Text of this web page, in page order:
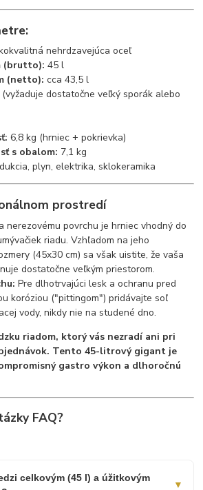
nehrdzavejúca oceľ
(brutto): 45 l
(netto): cca 43,5 l
dostatočne veľký sporák alebo
6,8 kg (hrniec + pokrievka)
s obalom: 7,1 kg
plyn, elektrika, sklokeramika
prostredí
nerezovému povrchu je hrniec vhodný do
riadu. Vzhľadom na jeho
(45x30 cm) sa však uistite, že vaša
dostatočne veľkým priestorom.
Pre dlhotrvajúci lesk a ochranu pred
koróziou ("pittingom") pridávajte soľ
vody, nikdy nie na studené dno.
riadom, ktorý vás nezradí ani pri
Tento 45-litrový gigant je
gastro výkon a dlhoročnú
FAQ?
celkovým (45 l) a úžitkovým
▼